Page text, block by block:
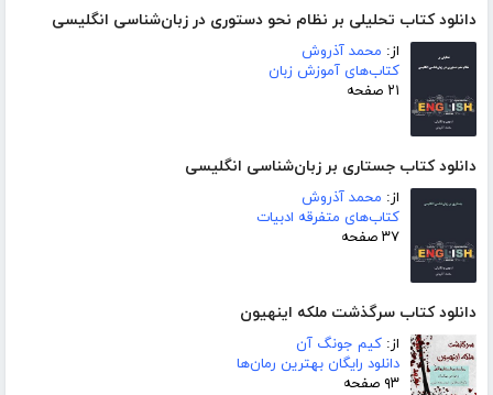
دانلود کتاب تحلیلی بر نظام نحو دستوری در زبان‌شناسی انگلیسی
از: محمد آذروش
کتاب‌های آموزش زبان
۲۱ صفحه
دانلود کتاب جستاری بر زبان‌شناسی انگلیسی
از: محمد آذروش
کتاب‌های متفرقه ادبیات
۳۷ صفحه
دانلود کتاب سرگذشت ملکه اینهیون
از: کیم جونگ آن
دانلود رایگان بهترین رمان‌ها
۹۳ صفحه